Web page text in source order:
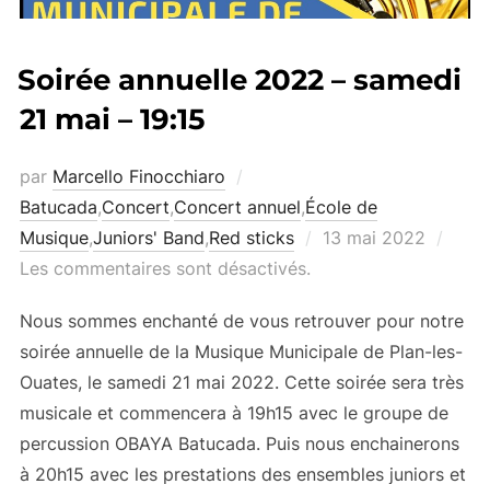
Soirée annuelle 2022 – samedi
21 mai – 19:15
par Marcello Finocchiaro
Batucada,Concert,Concert annuel,École de
Musique,Juniors' Band,Red sticks
Publié
13 mai 2022
Les commentaires sont désactivés.
Nous sommes enchanté de vous retrouver pour notre
soirée annuelle de la Musique Municipale de Plan-les-
Ouates, le samedi 21 mai 2022. Cette soirée sera très
musicale et commencera à 19h15 avec le groupe de
percussion OBAYA Batucada. Puis nous enchainerons
à 20h15 avec les prestations des ensembles juniors et